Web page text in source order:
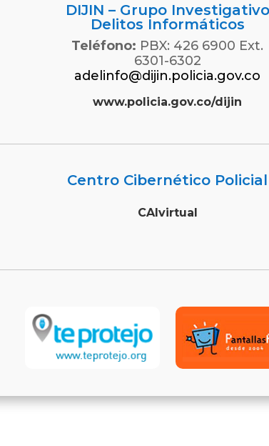
DIJIN – Grupo Investigativo
Delitos Informáticos
Teléfono: PBX: 426 6900 Ext.
6301-6302
adelinfo@dijin.policia.gov.co
www.policia.gov.co/dijin
Centro Cibernético Policial
CAIvirtual